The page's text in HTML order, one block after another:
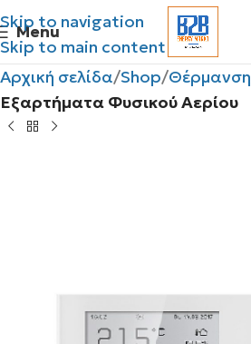
Skip to navigation
Skip to main content
Menu
Αρχική σελίδα Shop Θέρμανση
Εξαρτήματα Φυσικού Αερίου